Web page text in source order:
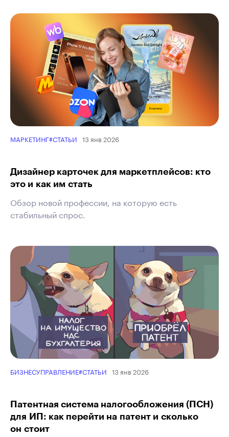
МАРКЕТИНГ#СТАТЬИ 13 янв 2026
Дизайнер карточек для маркетплейсов: кто
это и как им стать
Обзор новой профессии, на которую есть
стабильный спрос.
БИЗНЕСУПРАВЛЕНИЕ#СТАТЬИ 13 янв 2026
Патентная система налогообложения (ПСН)
для ИП: как перейти на патент и сколько
он стоит